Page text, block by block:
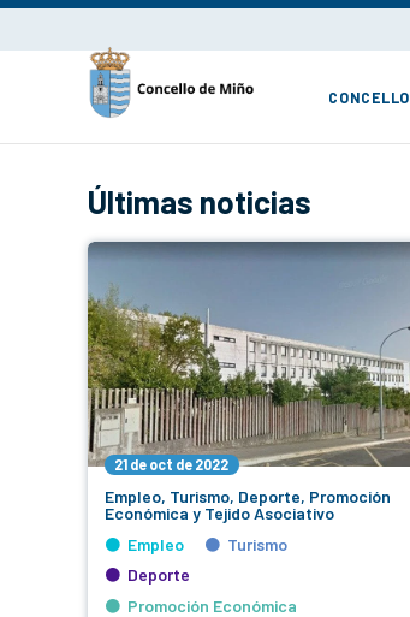
CONCELLO
Últimas noticias
21 de oct de 2022
Empleo, Turismo, Deporte, Promoción
Económica y Tejido Asociativo
Empleo
Turismo
Deporte
Promoción Económica